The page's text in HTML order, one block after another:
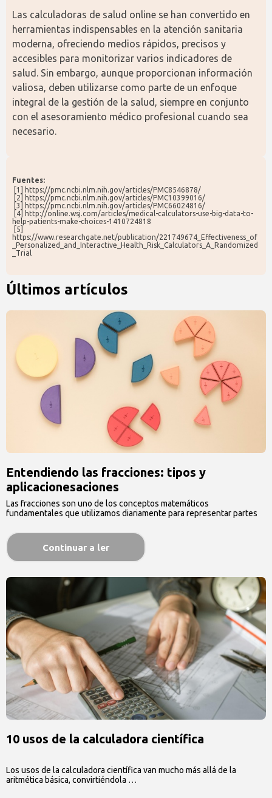
Las calculadoras de salud online se han convertido en
herramientas indispensables en la atención sanitaria
moderna, ofreciendo medios rápidos, precisos y
accesibles para monitorizar varios indicadores de
salud. Sin embargo, aunque proporcionan información
valiosa, deben utilizarse como parte de un enfoque
integral de la gestión de la salud, siempre en conjunto
con el asesoramiento médico profesional cuando sea
necesario.
Fuentes:
[1] https://pmc.ncbi.nlm.nih.gov/articles/PMC8546878/
[2] https://pmc.ncbi.nlm.nih.gov/articles/PMC10399016/
[3] https://pmc.ncbi.nlm.nih.gov/articles/PMC66024816/
help-patients-make-choices-1410724818
https://www.researchgate.net/publication/221749674_Effectiveness_of
_Personalized_and_Interactive_Health_Risk_Calculators_A_Randomized
_Trial
Últimos artículos
Entendiendo las fracciones: tipos y
aplicacionesaciones
Las fracciones son uno de los conceptos matemáticos
fundamentales que utilizamos diariamente para representar partes
Continuar a ler
10 usos de la calculadora científica
Los usos de la calculadora científica van mucho más allá de la
aritmética básica, convirtiéndola …